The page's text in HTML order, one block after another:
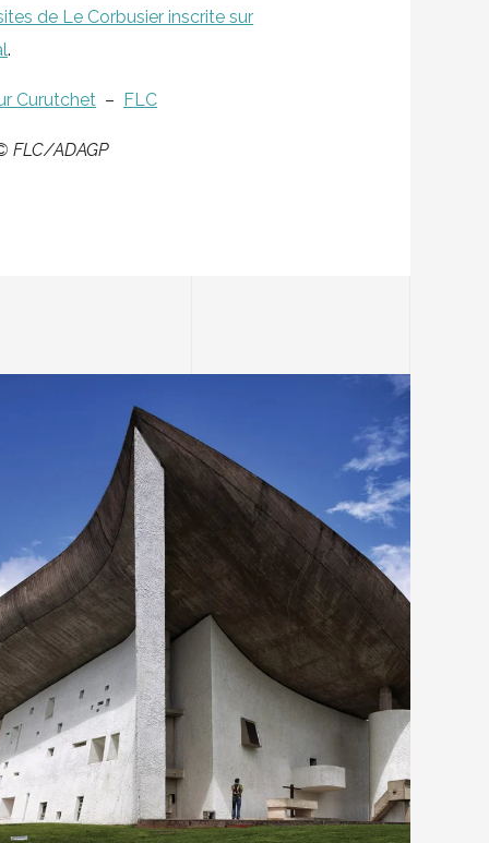
de Le Corbusier inscrite sur
.
Curutchet – FLC
FLC/ADAGP